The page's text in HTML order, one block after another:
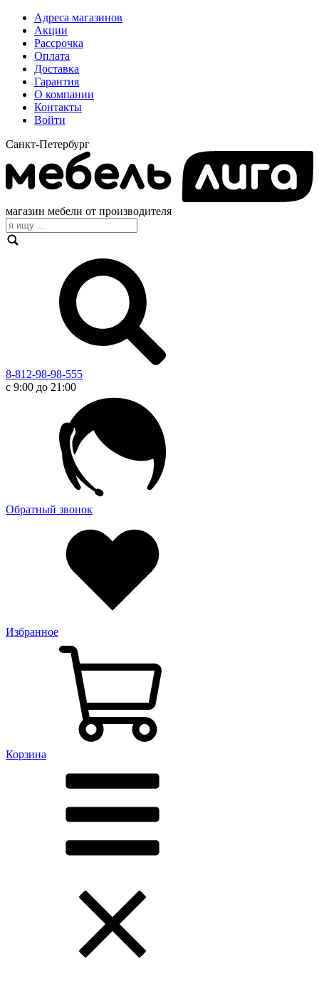
Адреса магазинов
Акции
Рассрочка
Оплата
Доставка
Гарантия
О компании
Контакты
Войти
Санкт-Петербург
магазин мебели от производителя
8-812-98-98-555
с 9:00 до 21:00
Обратный звонок
Избранное
Корзина